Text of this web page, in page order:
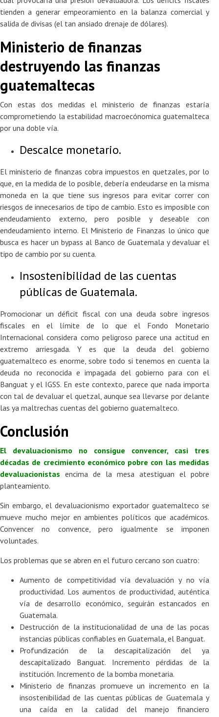
tienden a generar empeoramiento en la balanza comercial y
salida de divisas (el tan ansiado drenaje de dólares).
Ministerio de finanzas
destruyendo las finanzas
guatemaltecas
Con estas dos medidas el ministerio de finanzas estaría
comprometiendo la estabilidad macroecónomica guatemalteca
por una doble vía.
Descalce monetario.
El ministerio de finanzas cobra impuestos en quetzales, por lo
que, en la medida de lo posible, debería endeudarse en la misma
moneda en la que tiene sus ingresos para evitar correr con
riesgos de innecesarios de tipo de cambio. Esto es imposible con
endeudamiento externo, pero posible y deseable con
endeudamiento interno. El Ministerio de Finanzas lo único que
busca es hacer un bypass al Banco de Guatemala y devaluar el
tipo de cambio por su cuenta.
Insostenibilidad de las cuentas
públicas de Guatemala.
Promocionar un déficit fiscal con una deuda sobre ingresos
fiscales en el límite de lo que el Fondo Monetario
Internacional considera como peligroso parece una actitud en
extremo arriesgada. Y es que la deuda del gobierno
guatemalteco es enorme, sobre todo si tenemos en cuenta la
deuda no reconocida e impagada del gobierno para con el
Banguat y el IGSS. En este contexto, parece que nada importa
con tal de devaluar el quetzal, aunque sea llevarse por delante
las ya maltrechas cuentas del gobierno guatemalteco.
Conclusión
El devaluacionismo no consigue convencer, casi tres
décadas de crecimiento económico pobre con las medidas
devaluacionistas encima de la mesa atestiguan el pobre
planteamiento.
Sin embargo, el devaluacionismo exportador guatemalteco se
mueve mucho mejor en ambientes políticos que académicos.
Convencer no convence, pero igualmente se imponen
voluntades.
Los problemas que se abren en el futuro cercano son cuatro:
Aumento de competitividad vía devaluación y no vía
productividad. Los aumentos de productividad, auténtica
vía de desarrollo económico, seguirán estancados en
Guatemala.
Destrucción de la institucionalidad de una de las pocas
instancias públicas confiables en Guatemala, el Banguat.
Profundización de la descapitalización del ya
descapitalizado Banguat. Incremento pérdidas de la
institución. Incremento de la bomba monetaria.
Ministerio de finanzas promueve un incremento en la
insostenibilidad de las cuentas públicas de Guatemala y
una caída en la calidad del manejo financiero